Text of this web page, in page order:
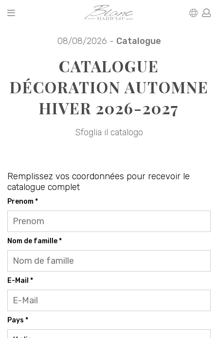
08/08/2026 - Catalogue
CATALOGUE
DÉCORATION AUTOMNE
HIVER 2026-2027
Sfoglia il catalogo
Remplissez vos coordonnées pour recevoir le
catalogue complet
Prenom *
Nom de famille *
E-Mail *
Pays *